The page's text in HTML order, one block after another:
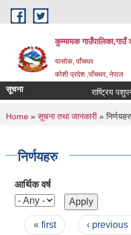
Skip to main content
कुम्मायक गाउँपालिका,गाउँ
यासोक, पाँचथर
कोशी प्रदेश ,पाँचथर, नेपाल
सूचना राष्ट्रिय
You are here
Home » सूचना तथा जानकारी»
निर्णयहरु
आर्थिक वर्ष
Pages
« first ‹ previous